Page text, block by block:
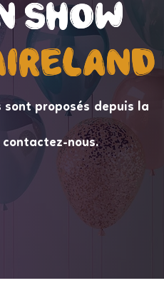
Show
Show
proposés depuis la
contactez-nous.